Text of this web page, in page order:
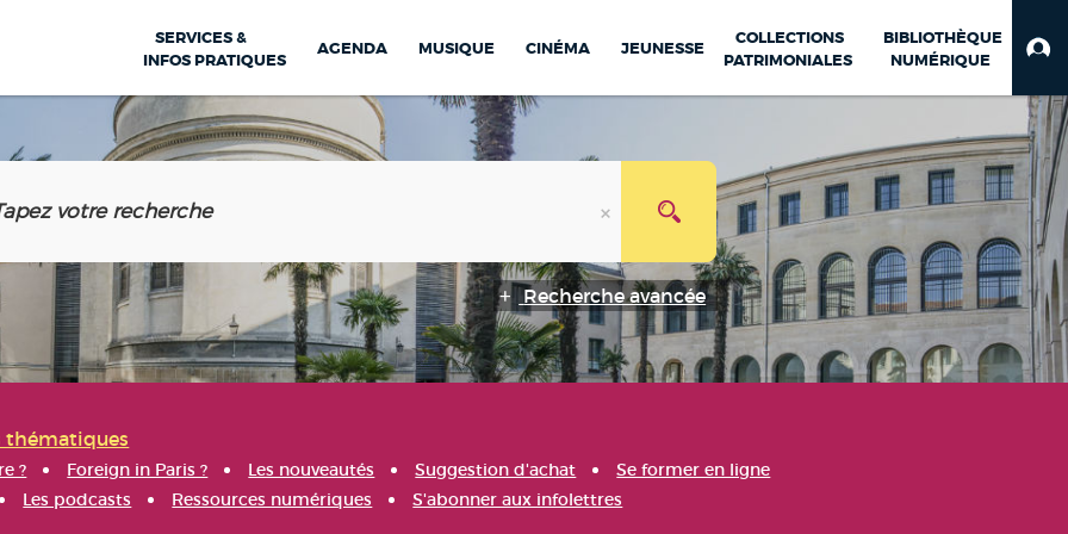
SERVICES &
INFOS PRATIQUES
AGENDA MUSIQUE CINÉMA JEUNESSE
COLLECTIONS
PATRIMONIALES
BIBLIOTHÈQUE
NUMÉRIQUE
Recherche avancée
thématiques
? Foreign in Paris ? Les nouveautés Suggestion d'achat
Se former en ligne
Les podcasts Ressources numériques S'abonner aux infolettres